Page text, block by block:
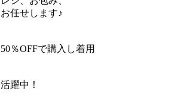
任せします♪
％OFFで購入し着用
躍中！